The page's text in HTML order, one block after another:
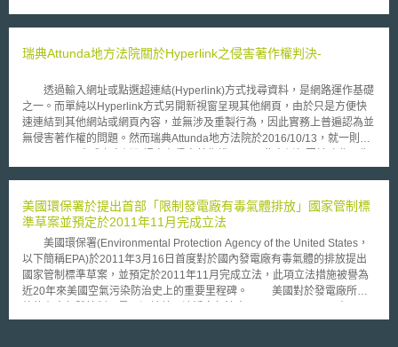
自行研發，[9]或員工取得獎酬股份的基礎給付，[10]亦均得選擇免課徵所得
升級，而在人才培訓、研究、發展的投資，可抵減營利事業所得稅。[12]針
對中小企業對土地之使用、研發實驗、以智慧財產作價的股票、保留盈餘、
增僱員工，[13]亦設有租稅優惠。現行的稅務規範，已不再侷限於空間或實
體物，而有以鼓勵「研發」為主體。換言之，新創產業研發的各個階段，仍
須以各自的技術、資金、人力形成研發成果，若能以政府的資源協助產品開
發的過程，應可強化新創產業既有的研發基礎。 提供新創產業稅務上
的支持，不僅可以直接補助新創業者的方式，亦可藉由鼓勵新創業者接受輔
導，加速達成科技發展的目標。此可觀察美國《紐約洲商業孵化器與新創熱
點支持法案》，[14]受孵化器輔導的新創公司，在個人所得稅、銷售與使用
稅務、公司特許經營權的稅務上，具有利益。另，中國大陸對於重點發展的
產業和專案，亦設有減稅、免稅等規定，[15]以提升科技發展。稅務上的優
惠，已不再限於研發，而擴大及於「整體研發的過程」。 綜上所論，
台灣政府為推動新創產業的發展，提供稅務上的優惠，以提升研發成果市場
競爭力。若為加速科學研究的效率，或可參考美國、中國大陸以孵化器協助
自糾工作的通知》之部門規章，明白揭示於「自查自糾」階段各省、自治區
求全國各級各類從事幹細胞臨床研究及應用之醫療機構及相關研究單位應依
表，報告已完成或刻正進行之幹細胞臨床研究和應用活動；另外一方面，中
國衛生部及食品藥品監管局及各省、自治區及直轄市將分別組成工作領導小
組及工作組，制定自查自糾工作方案。針對尚未經批准之幹細胞臨床研究和
應用，於通知文件中明白揭示應予停止；已經批准者，亦不得任意變更臨床
針對幹細胞技術之臨床實驗或應用做成法規或政策，僅適用一般性藥品法
規，相較於國際間先進國家屬相對鬆散。中國衛生部及食品藥品監管局於近
日做成之通知文件顯示了中國政府開始對於幹細胞臨床實驗及應用之規範面
向有所重視，針對其後續衍生之管理規範值得我們持續追蹤關切。
瑞典Attunda地方法院關於Hyperlink之侵害著作權判決-
透過輸入網址或點選超連結(Hyperlink)方式找尋資料，是網路運作基礎
之一。而單純以Hyperlink方式另開新視窗呈現其他網頁，由於只是方便快
速連結到其他網站或網頁內容，並無涉及重製行為，因此實務上普遍認為並
無侵害著作權的問題。然而瑞典Attunda地方法院於2016/10/13，就一則使
Jonsson在非洲Zambezi河上，拍攝到高空彈跳發生意外之影片，後該影片
導此事件時，於文中提供Hyperlink(lånkat från hemsidan till YouTube)，使
讀者能連結到YouTube上之該則影片。本案原告主張並無授權上傳YouTube
影片，以此要求L’Avenir新聞網站負擔侵害其公眾傳輸權之責任。 瑞典
Attunda地方法院引用歐盟法院於2016/09/08GS Media, C-160/15案中關於
Hyperlink判決見解，認定若超連結之內容有權利人合法授權，Hyperlink行
為固無侵權可言，但若連結之內容未受權利人合法授權時，需先判定行為人
美國環保署於提出首部「限制發電廠有毒氣體排放」國家管制標
準草案並預定於2011年11月完成立法
美國環保署(Environmental Protection Agency of the United States，
以下簡稱EPA)於2011年3月16日首度對於國內發電廠有毒氣體的排放提出
國家管制標準草案，並預定於2011年11月完成立法，此項立法措施被譽為
近20年來美國空氣污染防治史上的重要里程碑。 美國對於發電廠所排
年要求EPA加強對於發電廠排放之汞（mercury）等有毒氣體之管制，而國